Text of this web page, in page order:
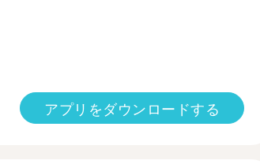
アプリをダウンロードする